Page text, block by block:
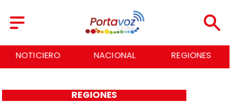
NACIONAL REGIONES ECONOMÍA
REGIONES